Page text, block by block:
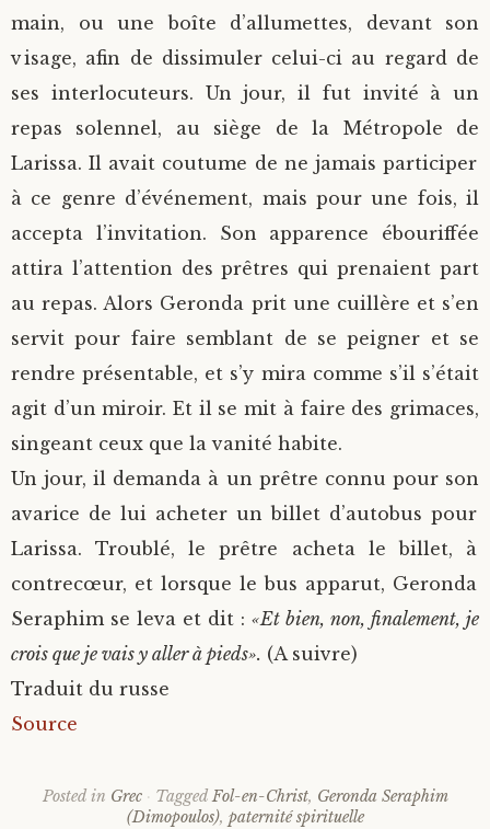
main, ou une boîte d’allumettes, devant son
visage, afin de dissimuler celui-ci au regard de
ses interlocuteurs. Un jour, il fut invité à un
repas solennel, au siège de la Métropole de
Larissa. Il avait coutume de ne jamais participer
à ce genre d’événement, mais pour une fois, il
accepta l’invitation. Son apparence ébouriffée
attira l’attention des prêtres qui prenaient part
au repas. Alors Geronda prit une cuillère et s’en
servit pour faire semblant de se peigner et se
rendre présentable, et s’y mira comme s’il s’était
agit d’un miroir. Et il se mit à faire des grimaces,
singeant ceux que la vanité habite.
Un jour, il demanda à un prêtre connu pour son
avarice de lui acheter un billet d’autobus pour
Larissa. Troublé, le prêtre acheta le billet, à
contrecœur, et lorsque le bus apparut, Geronda
Seraphim se leva et dit : «Et bien, non, finalement, je
crois que je vais y aller à pieds». (A suivre)
Traduit du russe
Source
Posted in Grec TaggedFol-en-Christ, Geronda Seraphim
(Dimopoulos), paternité spirituelle